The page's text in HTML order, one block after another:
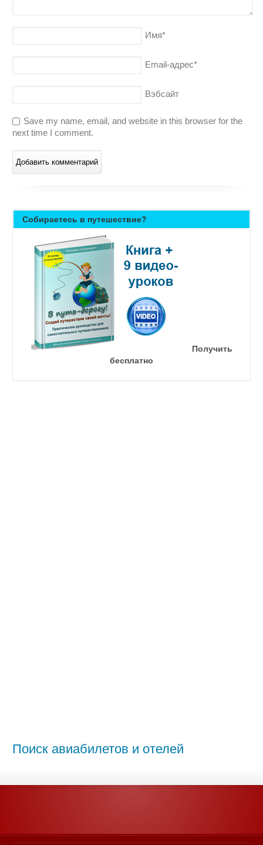
Имя*
Email-адрес*
Вэбсайт
Save my name, email, and website in this browser for the
next time I comment.
Собираетесь в путешествие?
Получить
бесплатно
Поиск авиабилетов и отелей